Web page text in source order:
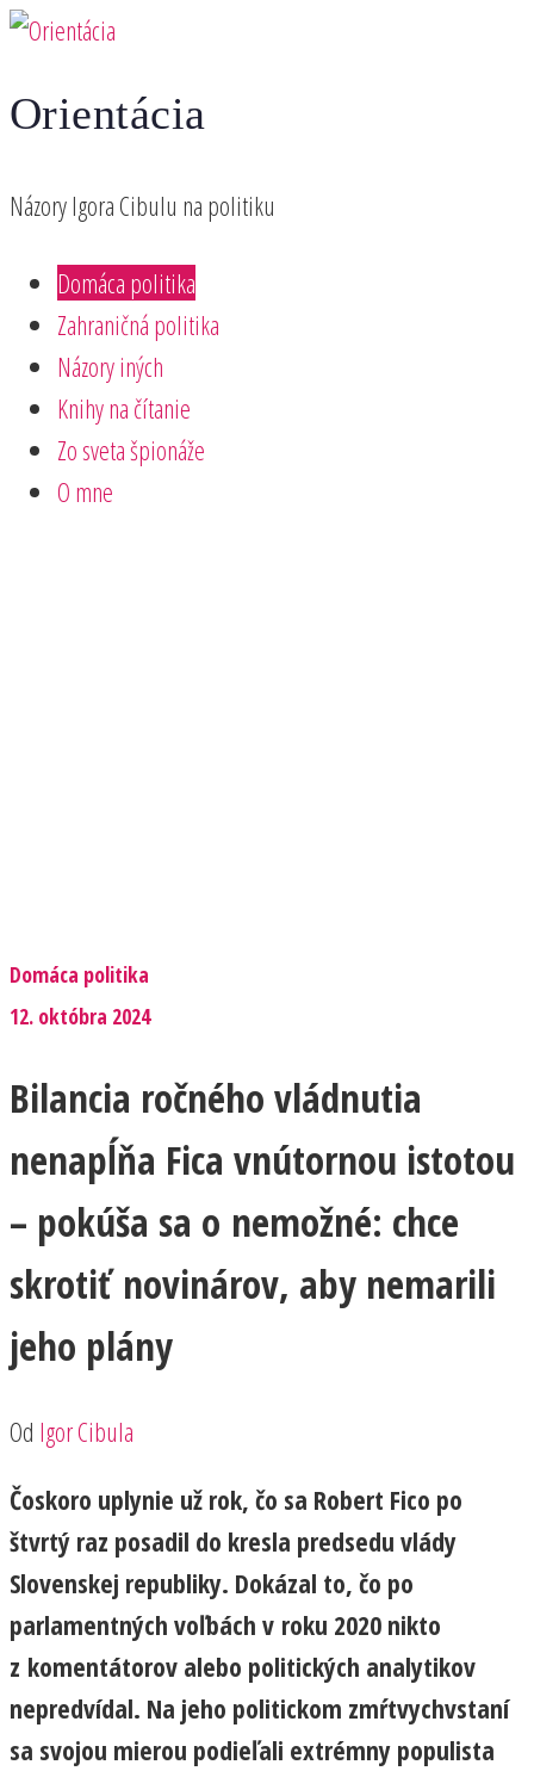
Preskočiť
obsah
Orientácia
Názory Igora Cibulu na politiku
Domáca politika
Zahraničná politika
Názory iných
Knihy na čítanie
Zo sveta špionáže
O mne
Domáca politika
12. októbra 2024
Bilancia ročného vládnutia
nenapĺňa Fica vnútornou istotou
– pokúša sa o nemožné: chce
skrotiť novinárov, aby nemarili
jeho plány
Od Igor Cibula
Čoskoro uplynie už rok, čo sa Robert Fico po
štvrtý raz posadil do kresla predsedu vlády
Slovenskej republiky. Dokázal to, čo po
parlamentných voľbách v roku 2020 nikto
z komentátorov alebo politických analytikov
nepredvídal. Na jeho politickom zmŕtvychvstaní
sa svojou mierou podieľali extrémny populista